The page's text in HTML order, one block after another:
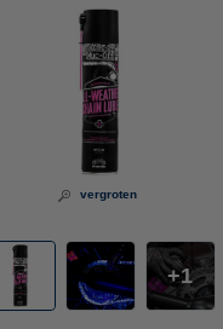
vergroten
1